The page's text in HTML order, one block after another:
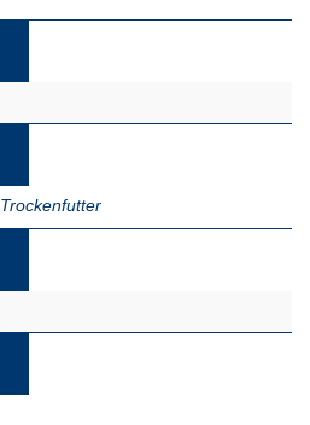
Trockenfutter